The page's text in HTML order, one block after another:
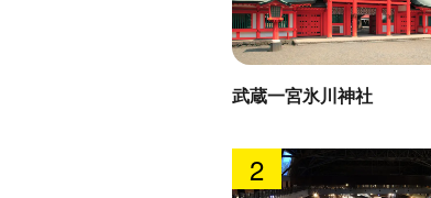
武蔵一宮氷川神社
2